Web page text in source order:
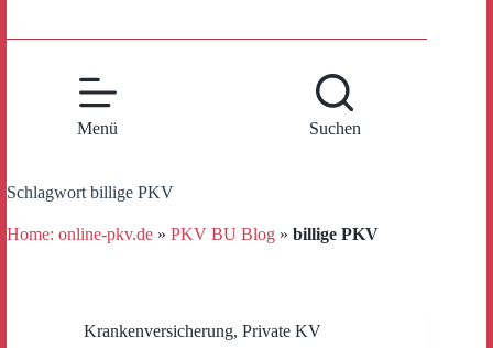
Menü Suchen
Schlagwort billige PKV
Home: online-pkv.de » PKV BU Blog » billige PKV
Krankenversicherung, Private KV